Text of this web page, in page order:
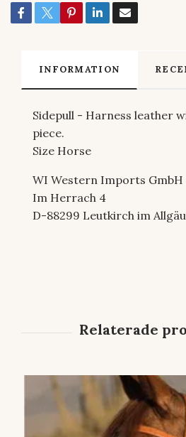
INFORMATION
Sidepull - Harness leather
piece.
Size Horse
WI Western Imports GmbH
Im Herrach 4
D-88299 Leutkirch im Allgäu